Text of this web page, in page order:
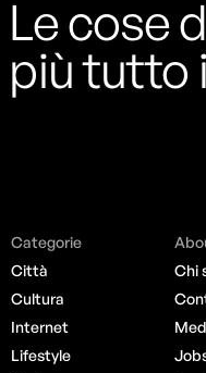
Le cose
più tutto
Categorie
Città
Cultura
Internet
Lifestyle
Chi